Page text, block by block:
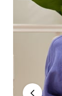
Ürünü